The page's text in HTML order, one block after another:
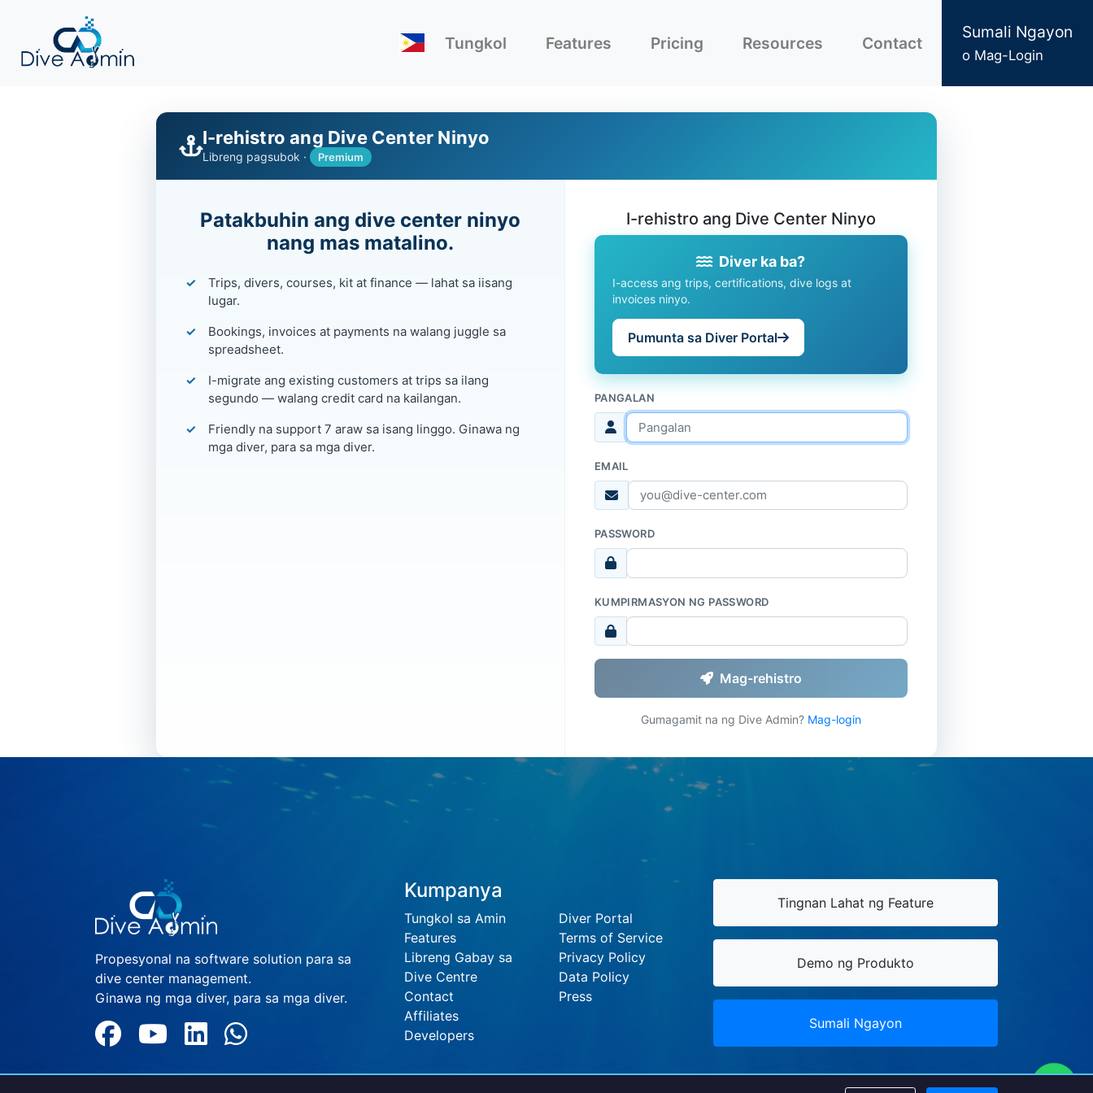
Tungkol Features Pricing Resources Contact
Sumali Ngayon
o Mag-Login
I-rehistro ang Dive Center Ninyo
Libreng pagsubok · Premium
Patakbuhin ang dive center ninyo
nang mas matalino.
Trips, divers, courses, kit at finance — lahat sa iisang
lugar.
Bookings, invoices at payments na walang juggle sa
spreadsheet.
I-migrate ang existing customers at trips sa ilang
segundo — walang credit card na kailangan.
Friendly na support 7 araw sa isang linggo. Ginawa ng
mga diver, para sa mga diver.
I-rehistro ang Dive Center Ninyo
Diver ka ba?
I-access ang trips, certifications, dive logs at
invoices ninyo.
Pumunta sa Diver Portal
PANGALAN
EMAIL
PASSWORD
KUMPIRMASYON NG PASSWORD
Mag-rehistro
Gumagamit na ng Dive Admin? Mag-login
Propesyonal na software solution para sa
dive center management.
Ginawa ng mga diver, para sa mga diver.
Kumpanya
Tungkol sa Amin
Features
Libreng Gabay sa
Dive Centre
Contact
Affiliates
Developers
Diver Portal
Terms of Service
Privacy Policy
Data Policy
Press
Tingnan Lahat ng Feature
Demo ng Produkto
Sumali Ngayon